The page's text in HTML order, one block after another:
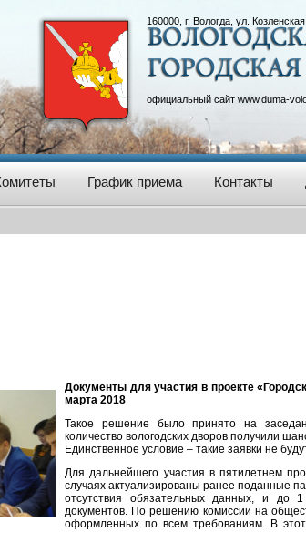
160000, г. Вологда, ул.
официальный сайт www.duma-
График приема Контакты
Документы для участия в проекте
марта 2018
Такое решение было принято на
количество вологодских дворов получили
Единственное условие – такие заявки не
Для дальнейшего участия в пятилетнем
случаях актуализированы ранее поданные
отсутствия обязательных данных, и до
документов. По решению комиссии на
оформленных по всем требованиям. В